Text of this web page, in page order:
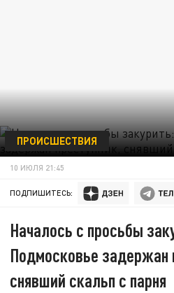
ПРОИСШЕСТВИЯ
10 ИЮЛЯ 21:45
ПОДПИШИТЕСЬ:
Началось с просьбы
Подмосковье задержан
снявший скальп с парня